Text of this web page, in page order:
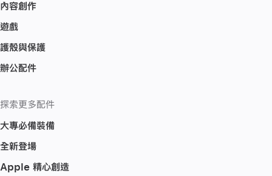
內容創作
遊戲
護殼與保護
辦公配件
探索更多配件
大專必備裝備
全新登場
Apple 精心創造